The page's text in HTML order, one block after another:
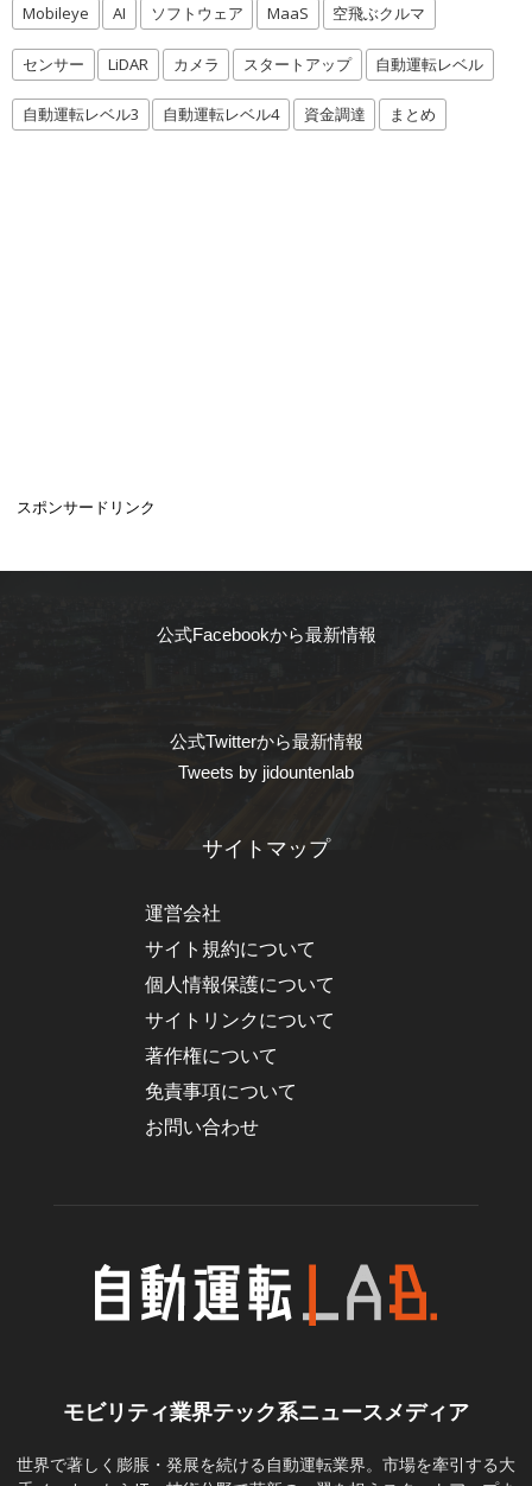
Mobileye AI ソフトウェア MaaS 空飛ぶクルマ
センサー LiDAR カメラ スタートアップ 自動運転レベル
自動運転レベル3 自動運転レベル4 資金調達 まとめ
スポンサードリンク
公式Facebookから最新情報
公式Twitterから最新情報
Tweets by jidountenlab
サイトマップ
運営会社
サイト規約について
個人情報保護について
サイトリンクについて
著作権について
免責事項について
お問い合わせ
モビリティ業界テック系ニュースメディア
世界で著しく膨脹・発展を続ける自動運転業界。市場を牽引する大